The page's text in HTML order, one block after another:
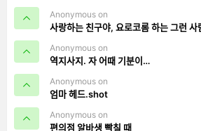
Anonymous on
사랑하는 친구야, 요로코롬 하는 그런
Anonymous on
역지사지. 자 어때 기분이…
Anonymous on
엄마 헤드.shot
Anonymous on
편의점 알바생 빡칠 때